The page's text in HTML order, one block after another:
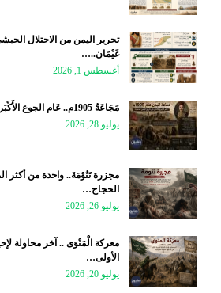
غَيْمَان..…
أغسطس 1, 2026
مَجَاعَةُ 1905م.. عَام الجوع الأَكْبَر في تاريخ اليمن…
يوليو 28, 2026
مجزرة تَنُوْمَةَ.. واحدة من أكثر
الحجاج…
يوليو 26, 2026
معركة الْمَنْوَى .. آخر محاولة
الأولى…
يوليو 20, 2026